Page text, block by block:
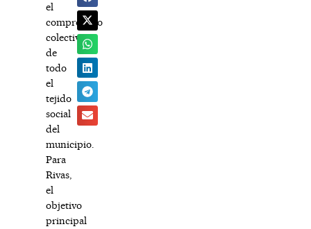
el
compromiso
colectivo
de
todo
el
tejido
social
del
municipio.
Para
Rivas,
el
objetivo
principal